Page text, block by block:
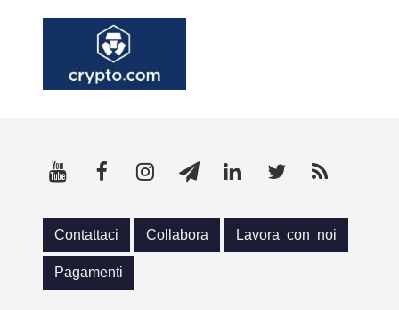
Contattaci Collabora Lavora con noi
Pagamenti